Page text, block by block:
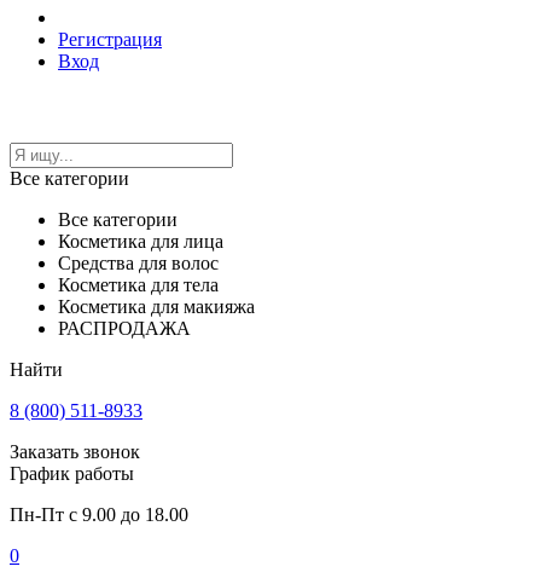
Регистрация
Вход
Все категории
Все категории
Косметика для лица
Средства для волос
Косметика для тела
Косметика для макияжа
РАСПРОДАЖА
Найти
8 (800) 511-8933
Заказать звонок
График работы
Пн-Пт с 9.00 до 18.00
0